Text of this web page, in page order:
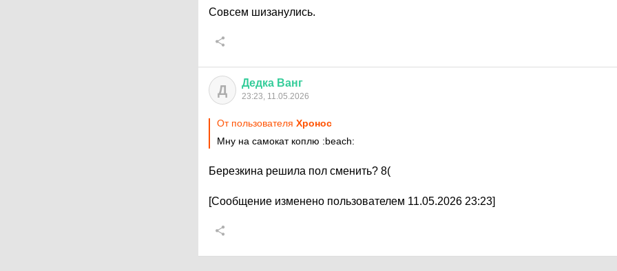
Совсем шизанулись.
Д Дедка Ванг
23:23, 11.05.2026
От пользователя Хронос
Мну на самокат коплю :beach:
Березкина решила пол сменить? 8(
[Сообщение изменено пользователем 11.05.2026 23:23]